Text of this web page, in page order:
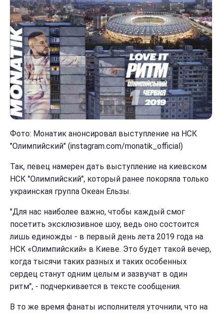
Фото: Монатик анонсировал выступление на НСК
"Олимпийский" (instagram.com/monatik_official)
Так, певец намерен дать выступление на киевском
НСК "Олимпийский", который ранее покоряла только
украинская группа Океан Ельзы.
"Для нас наиболее важно, чтобы каждый смог
посетить эксклюзивное шоу, ведь оно состоится
лишь единожды - в первый день лета 2019 года на
НСК «Олимпийский» в Киеве. Это будет такой вечер,
когда тысячи таких разных и таких особенных
сердец станут одним целым и зазвучат в один
ритм", - подчеркивается в тексте сообщения.
В то же время фанаты исполнителя уточнили, что на